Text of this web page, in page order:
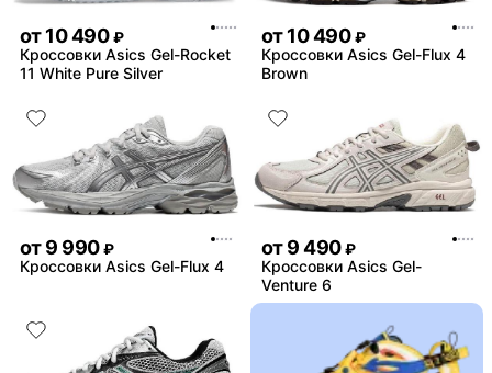
от10 490 ₽
Кроссовки Asics Gel-Rocket
11 White Pure Silver
от10 490 ₽
Кроссовки Asics Gel-Flux 4
Brown
от9 990 ₽
Кроссовки Asics Gel-Flux 4
от9 490 ₽
Кроссовки Asics Gel-
Venture 6